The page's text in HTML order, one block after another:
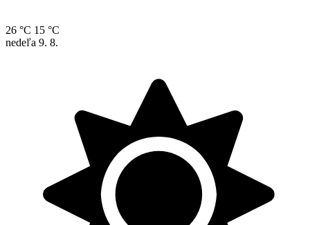
26 °C 15 °C
nedeľa 9. 8.